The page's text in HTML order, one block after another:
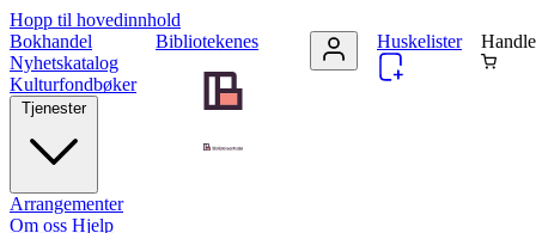
Hopp til hovedinnhold
Bibliotekenes
Bokhandel
Nyhetskatalog
Kulturfondbøker
Tjenester
Arrangementer
Om oss Hjelp
Huskelister